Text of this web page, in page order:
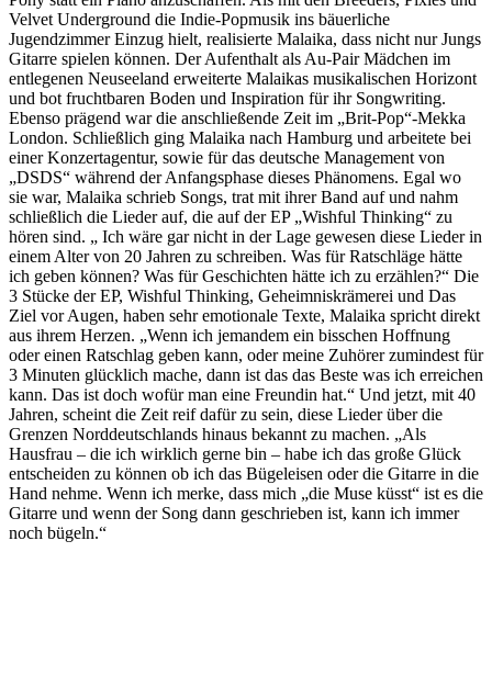
Velvet Underground die Indie-Popmusik ins bäuerliche
Jugendzimmer Einzug hielt, realisierte Malaika, dass nicht nur Jungs
Gitarre spielen können. Der Aufenthalt als Au-Pair Mädchen im
entlegenen Neuseeland erweiterte Malaikas musikalischen Horizont
und bot fruchtbaren Boden und Inspiration für ihr Songwriting.
Ebenso prägend war die anschließende Zeit im „Brit-Pop“-Mekka
London. Schließlich ging Malaika nach Hamburg und arbeitete bei
einer Konzertagentur, sowie für das deutsche Management von
„DSDS“ während der Anfangsphase dieses Phänomens. Egal wo
sie war, Malaika schrieb Songs, trat mit ihrer Band auf und nahm
schließlich die Lieder auf, die auf der EP „Wishful Thinking“ zu
hören sind. „ Ich wäre gar nicht in der Lage gewesen diese Lieder in
einem Alter von 20 Jahren zu schreiben. Was für Ratschläge hätte
ich geben können? Was für Geschichten hätte ich zu erzählen?“ Die
3 Stücke der EP, Wishful Thinking, Geheimniskrämerei und Das
Ziel vor Augen, haben sehr emotionale Texte, Malaika spricht direkt
aus ihrem Herzen. „Wenn ich jemandem ein bisschen Hoffnung
oder einen Ratschlag geben kann, oder meine Zuhörer zumindest für
3 Minuten glücklich mache, dann ist das das Beste was ich erreichen
kann. Das ist doch wofür man eine Freundin hat.“ Und jetzt, mit 40
Jahren, scheint die Zeit reif dafür zu sein, diese Lieder über die
Grenzen Norddeutschlands hinaus bekannt zu machen. „Als
Hausfrau – die ich wirklich gerne bin – habe ich das große Glück
entscheiden zu können ob ich das Bügeleisen oder die Gitarre in die
Hand nehme. Wenn ich merke, dass mich „die Muse küsst“ ist es die
Gitarre und wenn der Song dann geschrieben ist, kann ich immer
noch bügeln.“